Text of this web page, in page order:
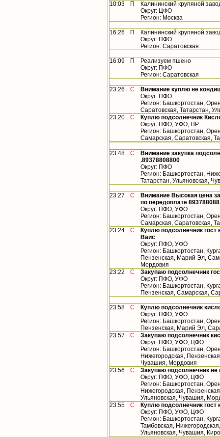
10:03 П
Калининский крупяной
Округ: ЦФО
Регион: Москва
16:26 П
Калининский крупяной
Округ: ПФО
Регион: Саратовская
16:09 П
Реализуем пшено
Округ: ПФО
Регион: Саратовская
23:26 С
Внимание куплю не
Округ: ПФО
Регион: Башкортостан,
Саратовская, Татарстан,
23:20
С
Куплю подсолнечник
Округ: ПФО, УФО, НР
Регион: Башкортостан,
Самарская, Саратовская,
23:48 С
Внимание закупка
.89378808800
Округ: ПФО
Регион: Башкортостан,
Татарстан, Ульяновская,
23:27 С
Внимание Высокая цена
по передоплате 893788088
Округ: ПФО, УФО
Регион: Башкортостан,
Самарская, Саратовская,
23:24
С
Куплю подсолнечник
Ваис
Округ: ПФО, УФО
Регион: Башкортостан,
Пензенская, Марий Эл,
Мордовия
23:22
С
Закупаю подсолнечник
Округ: ПФО, УФО
Регион: Башкортостан,
Пензенская, Самарская,
23:58 С
Куплю подсолнечник
Округ: ПФО, УФО
Регион: Башкортостан,
Пензенская, Марий Эл,
23:57
С
Закупаю подсолнечник
Округ: ПФО, УФО, ЦФО
Регион: Башкортостан,
Нижегородская,
Чувашия, Мордовия
23:56
С
Закупаю подсолнечник
Округ: ПФО, УФО, ЦФО
Регион: Башкортостан,
Нижегородская,
Ульяновская, Чувашия,
23:55
С
Куплю подсолнечник гост
Округ: ПФО, УФО, ЦФО
Регион: Башкортостан,
Тамбовская,
Ульяновская, Чувашия,